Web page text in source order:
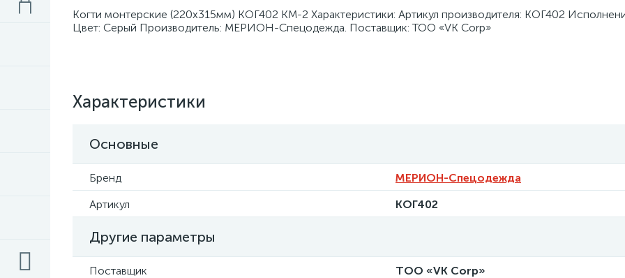
Когти монтерские (220х315мм) КОГ402 КМ-2 Характеристики: Артикул производителя: КОГ402
Цвет: Серый Производитель: МЕРИОН-Спецодежда. Поставщик: ТОО «VK Corp»
Характеристики
Основные
Бренд
МЕРИОН-Спецодежда
Артикул
КОГ402
Другие параметры
Поставщик
ТОО «VK Corp»